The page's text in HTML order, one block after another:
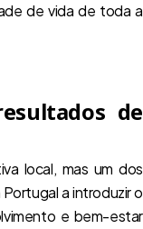
de vida de toda a
de
local, mas um dos
a introduzir o
e bem-estar